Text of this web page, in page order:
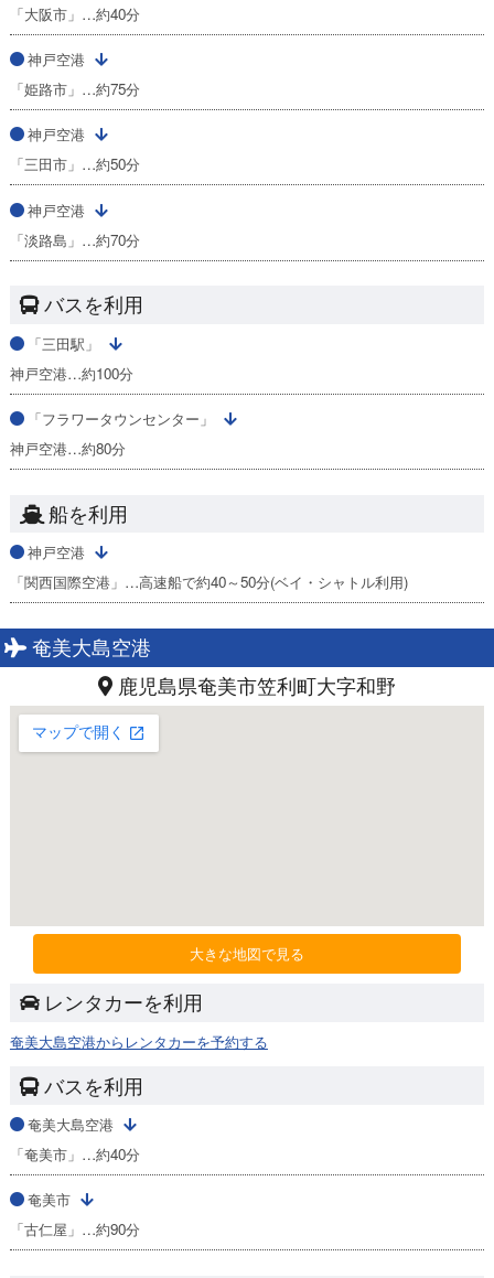
「大阪市」…約40分
神戸空港
「姫路市」…約75分
神戸空港
「三田市」…約50分
神戸空港
「淡路島」…約70分
バスを利用
「三田駅」
神戸空港…約100分
「フラワータウンセンター」
神戸空港…約80分
船を利用
神戸空港
「関西国際空港」…高速船で約40～50分(ベイ・シャトル利用)
奄美大島空港
鹿児島県奄美市笠利町大字和野
大きな地図で見る
レンタカーを利用
奄美大島空港からレンタカーを予約する
バスを利用
奄美大島空港
「奄美市」…約40分
奄美市
「古仁屋」…約90分